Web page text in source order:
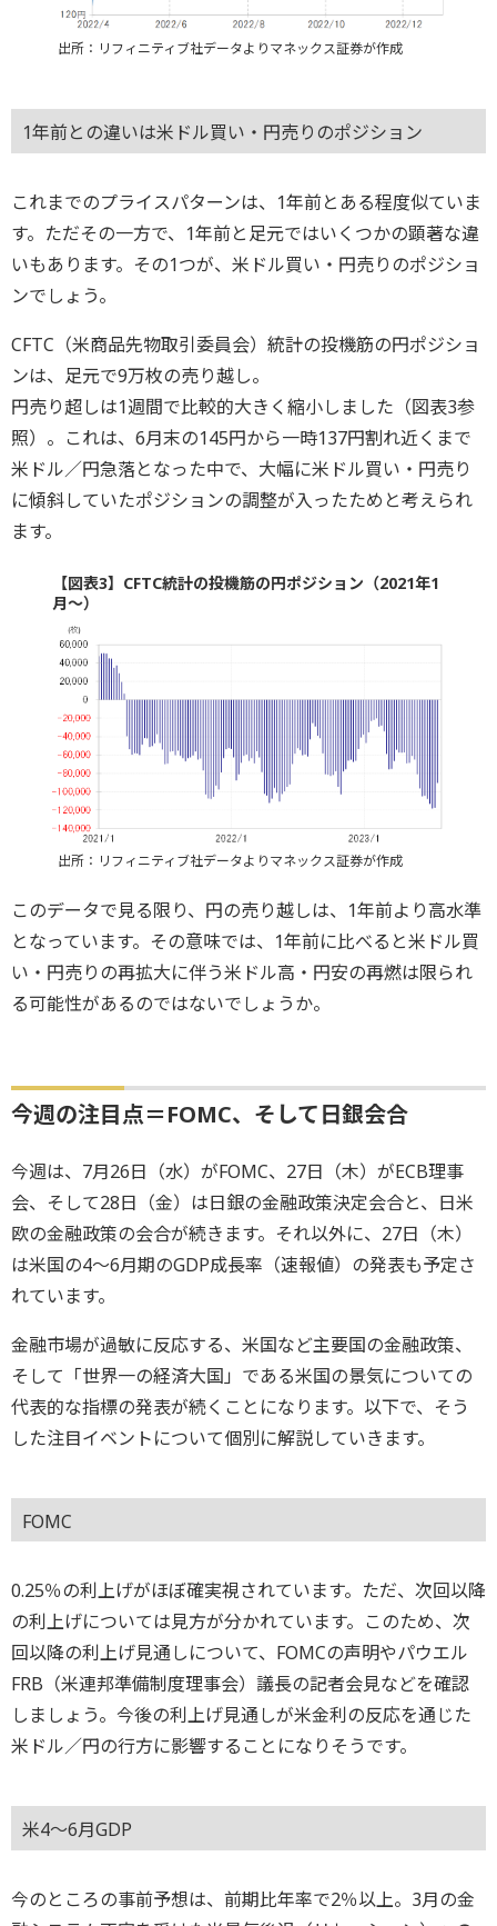
出所：リフィニティブ社データよりマネックス証券が作成
1年前との違いは米ドル買い・円売りのポジション
これまでのプライスパターンは、1年前とある程度似ていま
す。ただその一方で、1年前と足元ではいくつかの顕著な違
いもあります。その1つが、米ドル買い・円売りのポジショ
ンでしょう。
CFTC（米商品先物取引委員会）統計の投機筋の円ポジショ
ンは、足元で9万枚の売り越し。
円売り超しは1週間で比較的大きく縮小しました（図表3参
照）。これは、6月末の145円から一時137円割れ近くまで
米ドル／円急落となった中で、大幅に米ドル買い・円売り
に傾斜していたポジションの調整が入ったためと考えられ
ます。
【図表3】CFTC統計の投機筋の円ポジション（2021年1
月～）
出所：リフィニティブ社データよりマネックス証券が作成
このデータで見る限り、円の売り越しは、1年前より高水準
となっています。その意味では、1年前に比べると米ドル買
い・円売りの再拡大に伴う米ドル高・円安の再燃は限られ
る可能性があるのではないでしょうか。
今週の注目点＝FOMC、そして日銀会合
今週は、7月26日（水）がFOMC、27日（木）がECB理事
会、そして28日（金）は日銀の金融政策決定会合と、日米
欧の金融政策の会合が続きます。それ以外に、27日（木）
は米国の4～6月期のGDP成長率（速報値）の発表も予定さ
れています。
金融市場が過敏に反応する、米国など主要国の金融政策、
そして「世界一の経済大国」である米国の景気についての
代表的な指標の発表が続くことになります。以下で、そう
した注目イベントについて個別に解説していきます。
FOMC
0.25％の利上げがほぼ確実視されています。ただ、次回以降
の利上げについては見方が分かれています。このため、次
回以降の利上げ見通しについて、FOMCの声明やパウエル
FRB（米連邦準備制度理事会）議長の記者会見などを確認
しましょう。今後の利上げ見通しが米金利の反応を通じた
米ドル／円の行方に影響することになりそうです。
米4～6月GDP
今のところの事前予想は、前期比年率で2％以上。3月の金